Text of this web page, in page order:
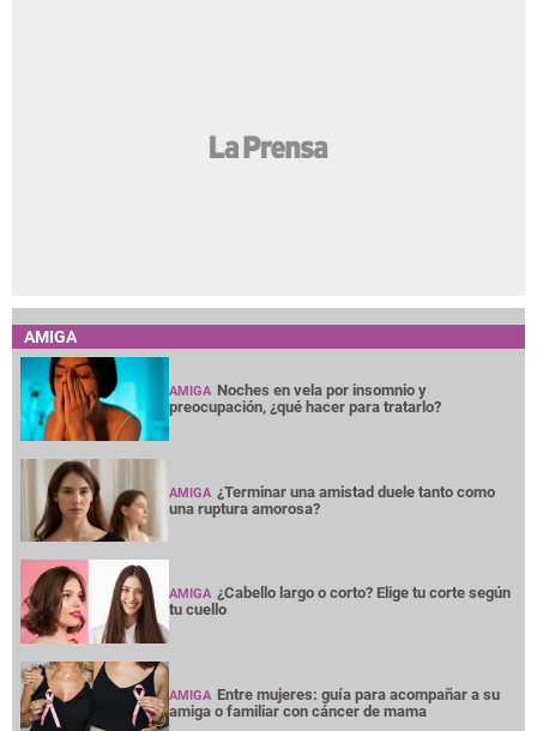
AMIGA
AMIGA Noches en vela por insomnio y
preocupación, ¿qué hacer para tratarlo?
AMIGA ¿Terminar una amistad duele tanto como
una ruptura amorosa?
AMIGA ¿Cabello largo o corto? Elige tu corte según
tu cuello
AMIGA Entre mujeres: guía para acompañar a su
amiga o familiar con cáncer de mama